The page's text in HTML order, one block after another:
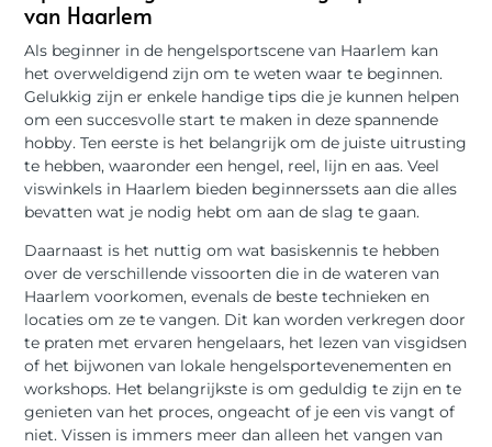
van Haarlem
Als beginner in de hengelsportscene van Haarlem kan
het overweldigend zijn om te weten waar te beginnen.
Gelukkig zijn er enkele handige tips die je kunnen helpen
om een succesvolle start te maken in deze spannende
hobby. Ten eerste is het belangrijk om de juiste uitrusting
te hebben, waaronder een hengel, reel, lijn en aas. Veel
viswinkels in Haarlem bieden beginnerssets aan die alles
bevatten wat je nodig hebt om aan de slag te gaan.
Daarnaast is het nuttig om wat basiskennis te hebben
over de verschillende vissoorten die in de wateren van
Haarlem voorkomen, evenals de beste technieken en
locaties om ze te vangen. Dit kan worden verkregen door
te praten met ervaren hengelaars, het lezen van visgidsen
of het bijwonen van lokale hengelsportevenementen en
workshops. Het belangrijkste is om geduldig te zijn en te
genieten van het proces, ongeacht of je een vis vangt of
niet. Vissen is immers meer dan alleen het vangen van